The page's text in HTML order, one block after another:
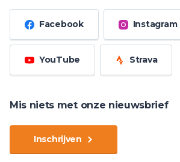
Facebook Instagram
YouTube Strava
Mis niets met onze nieuwsbrief
Inschrijven